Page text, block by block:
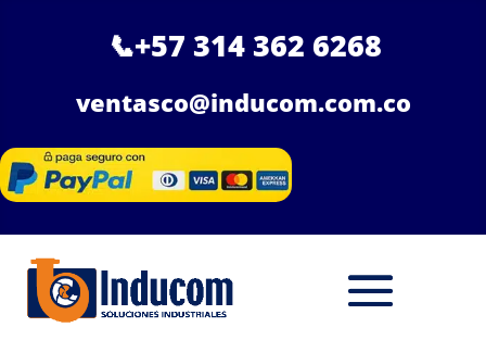
📞+57 314 362 6268
ventasco@inducom.com.co